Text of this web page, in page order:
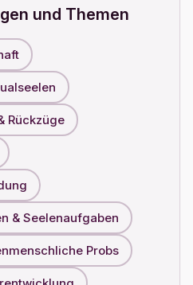
und Themen
Rückzüge
& Seelenaufgaben
Probs